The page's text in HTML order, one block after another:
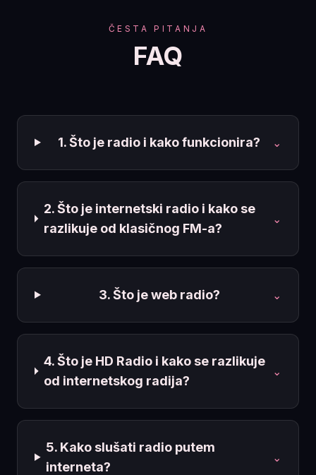
ČESTA PITANJA
FAQ
1. Što je radio i kako funkcionira? ⌄
2. Što je internetski radio i kako se
razlikuje od klasičnog FM-a?
⌄
3. Što je web radio? ⌄
4. Što je HD Radio i kako se razlikuje
od internetskog radija?
⌄
5. Kako slušati radio putem
interneta?
⌄